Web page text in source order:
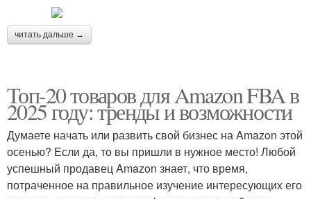
читать дальше →
Топ-20 товаров для Amazon FBA в
2025 году: тренды и возможности
Думаете начать или развить свой бизнес на Amazon этой
осенью? Если да, то вы пришли в нужное место! Любой
успешный продавец Amazon знает, что время,
потраченное на правильное изучение интересующих его